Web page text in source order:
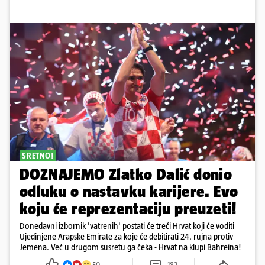
SRETNO!
DOZNAJEMO Zlatko Dalić donio
odluku o nastavku karijere. Evo
koju će reprezentaciju preuzeti!
Donedavni izbornik 'vatrenih' postati će treći Hrvat koji će voditi
Ujedinjene Arapske Emirate za koje će debitirati 24. rujna protiv
Jemena. Već u drugom susretu ga čeka - Hrvat na klupi Bahreina!